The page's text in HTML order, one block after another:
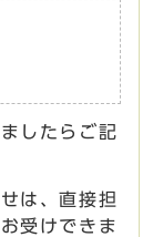
したらご記
は、直接担
受けできま